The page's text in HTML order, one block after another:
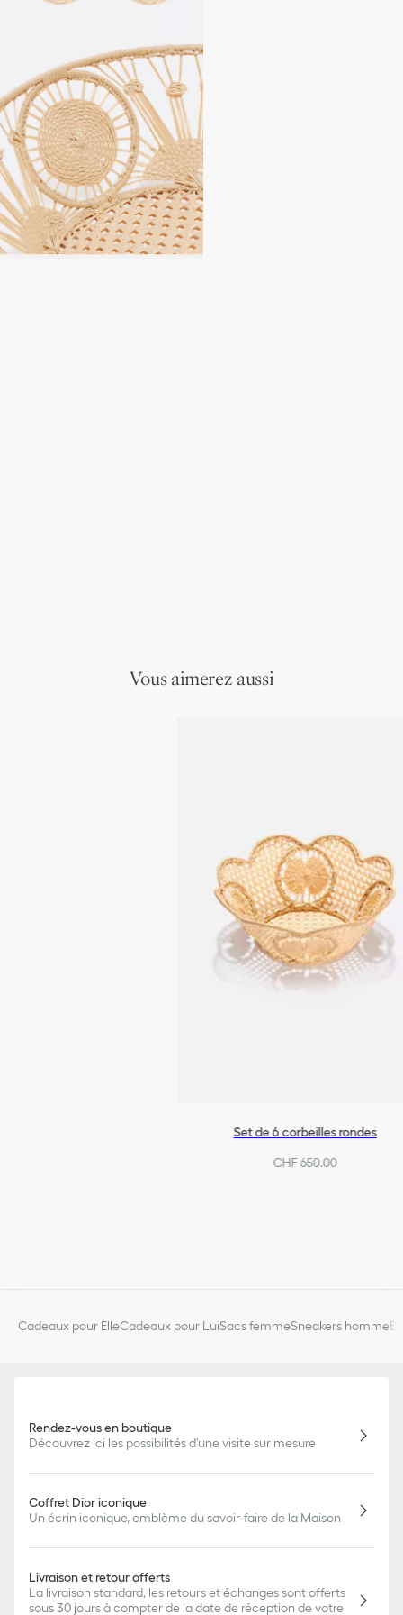
Vous aimerez aussi
Set de 6 corbeilles rondes
CHF 650.00
Cadeaux pour ElleCadeaux pour LuiSacs femmeSneakers homme
Rendez-vous en boutique
Découvrez ici les possibilités d'une visite sur mesure
Coffret Dior iconique
Un écrin iconique, emblème du savoir-faire de la Maison
Livraison et retour offerts
La livraison standard, les retours et échanges sont offerts
sous 30 jours à compter de la date de réception de votre